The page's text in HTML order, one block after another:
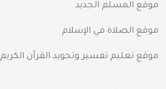
موقع المسلم الجديد
موقع الصلاة في الإسلام
موقع تعليم تفسير وتجويد القرآن الكريم